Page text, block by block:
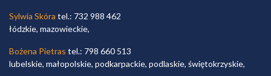
Sylwia Skóra tel.: 732 988 462
łódzkie, mazowieckie,
Bożena Pietras tel.: 798 660 513
lubelskie, małopolskie, podkarpackie, podlaskie, świętokrzyskie,